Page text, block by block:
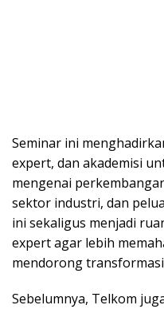
Seminar ini
expert, dan akademisi
mengenai
sektor industri, dan
ini sekaligus menjadi
expert agar lebih
mendorong
Sebelumnya, Telkom